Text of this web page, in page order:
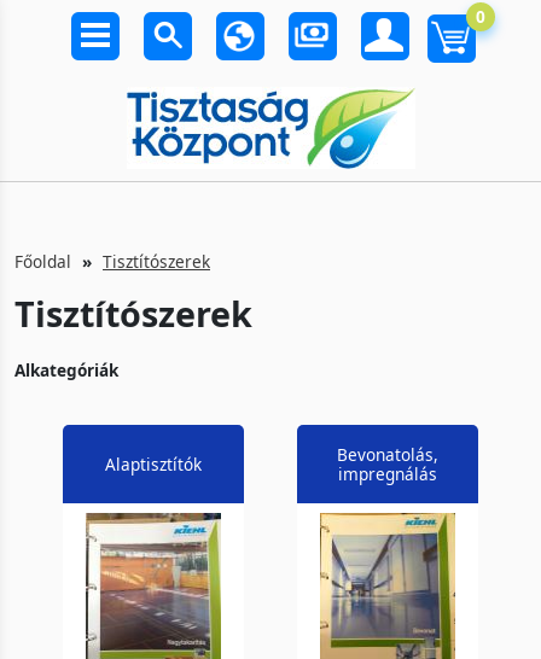
0
Főoldal Tisztítószerek
Tisztítószerek
Alkategóriák
Alaptisztítók
Bevonatolás,
impregnálás